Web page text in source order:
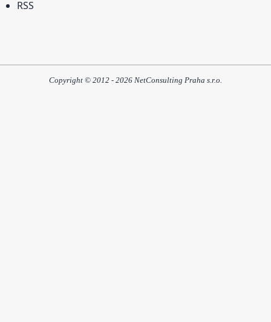
RSS
Copyright © 2012 - 2026 NetConsulting Praha s.r.o.